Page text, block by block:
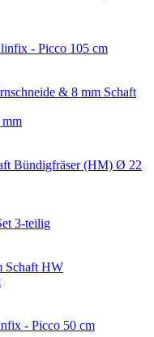
- Picco 105 cm
Bündigfräser (HM) Ø 22
3-teilig
HW
- Picco 50 cm